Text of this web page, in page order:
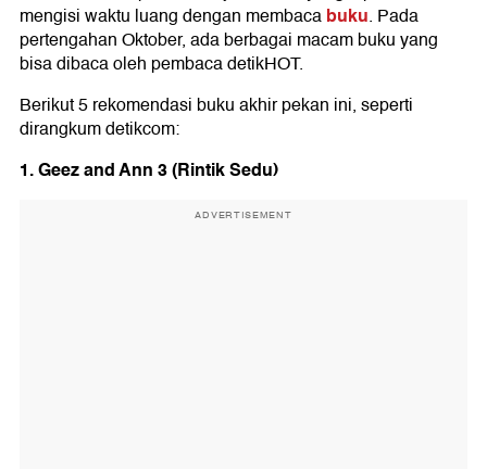
mengisi waktu luang dengan membacabuku. Pada
pertengahan Oktober, ada berbagai macam buku yang
bisa dibaca oleh pembaca detikHOT.
Berikut 5 rekomendasi buku akhir pekan ini, seperti
dirangkum detikcom:
1. Geez and Ann 3 (Rintik Sedu)
ADVERTISEMENT